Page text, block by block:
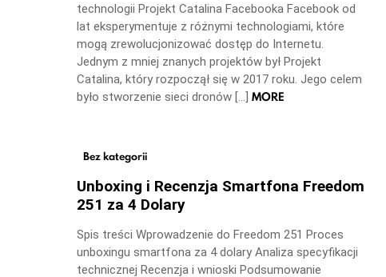
technologii Projekt Catalina Facebooka Facebook od
lat eksperymentuje z różnymi technologiami, które
mogą zrewolucjonizować dostęp do Internetu.
Jednym z mniej znanych projektów był Projekt
Catalina, który rozpoczął się w 2017 roku. Jego celem
było stworzenie sieci dronów […] MORE
Bez kategorii
Unboxing i Recenzja Smartfona Freedom
251 za 4 Dolary
Spis treści Wprowadzenie do Freedom 251 Proces
unboxingu smartfona za 4 dolary Analiza specyfikacji
technicznej Recenzja i wnioski Podsumowanie